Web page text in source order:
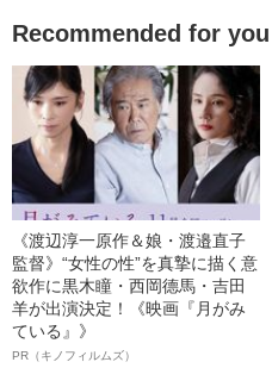
Recommended for you
《渡辺淳一原作＆娘・渡邉直子
監督》“女性の性”を真摯に描く意
欲作に黒木瞳・西岡德馬・吉田
羊が出演決定！《映画『月がみ
ている』》
PR（キノフィルムズ）